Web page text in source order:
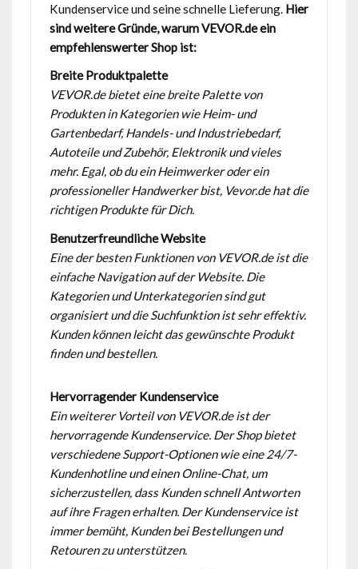
Kundenservice und seine schnelle Lieferung. Hier
sind weitere Gründe, warum VEVOR.de ein
empfehlenswerter Shop ist:
Breite Produktpalette
VEVOR.de bietet eine breite Palette von
Produkten in Kategorien wie Heim- und
Gartenbedarf, Handels- und Industriebedarf,
Autoteile und Zubehör, Elektronik und vieles
mehr. Egal, ob du ein Heimwerker oder ein
professioneller Handwerker bist, Vevor.de hat die
richtigen Produkte für Dich.
Benutzerfreundliche Website
Eine der besten Funktionen von VEVOR.de ist die
einfache Navigation auf der Website. Die
Kategorien und Unterkategorien sind gut
organisiert und die Suchfunktion ist sehr effektiv.
Kunden können leicht das gewünschte Produkt
finden und bestellen.
Hervorragender Kundenservice
Ein weiterer Vorteil von VEVOR.de ist der
hervorragende Kundenservice. Der Shop bietet
verschiedene Support-Optionen wie eine 24/7-
Kundenhotline und einen Online-Chat, um
sicherzustellen, dass Kunden schnell Antworten
auf ihre Fragen erhalten. Der Kundenservice ist
immer bemüht, Kunden bei Bestellungen und
Retouren zu unterstützen.